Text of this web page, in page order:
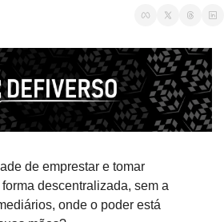
de emprestar e tomar
descentralizada, sem a
onde o poder está